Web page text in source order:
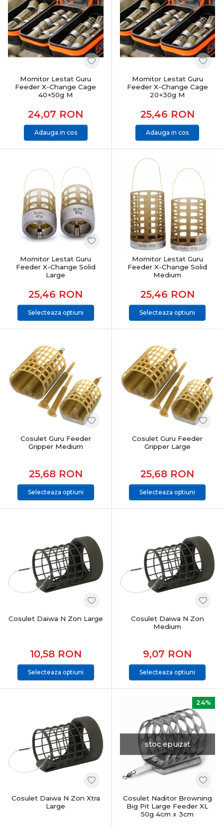
Momitor Lestat Guru
Feeder X-Change Cage
40+50g M
24,07 RON
Adauga in cos
Momitor Lestat Guru
Feeder X-Change Cage
20+30g M
25,46 RON
Adauga in cos
Momitor Lestat Guru
Feeder X-Change Solid
Large
25,46 RON
Selecteaza optiuni
Momitor Lestat Guru
Feeder X-Change Solid
Medium
25,46 RON
Selecteaza optiuni
Cosulet Guru Feeder
Gripper Medium
25,68 RON
Selecteaza optiuni
Cosulet Guru Feeder
Gripper Large
25,68 RON
Selecteaza optiuni
Cosulet Daiwa N Zon Large
10,58 RON
Selecteaza optiuni
Cosulet Daiwa N Zon
Medium
9,07 RON
Selecteaza optiuni
Cosulet Daiwa N Zon Xtra
Large
stoc epuizat
24%
Cosulet Naditor Browning
Big Pit Large Feeder XL
50g 4cm x 3cm